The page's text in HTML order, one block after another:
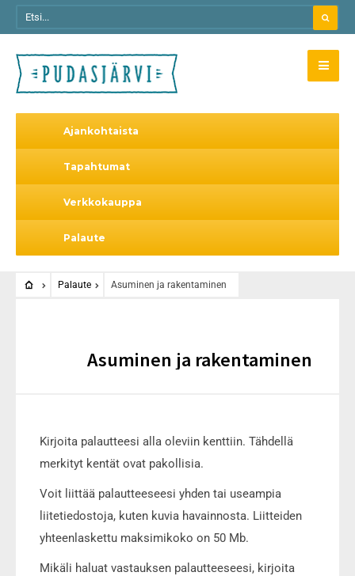
Ajankohtaista
Tapahtumat
Verkkokauppa
Palaute
Palaute Asuminen ja rakentaminen
Asuminen ja rakentaminen
Kirjoita palautteesi alla oleviin kenttiin. Tähdellä
merkityt kentät ovat pakollisia.
Voit liittää palautteeseesi yhden tai useampia
liitetiedostoja, kuten kuvia havainnosta. Liitteiden
yhteenlaskettu maksimikoko on 50 Mb.
Mikäli haluat vastauksen palautteeseesi, kirjoita